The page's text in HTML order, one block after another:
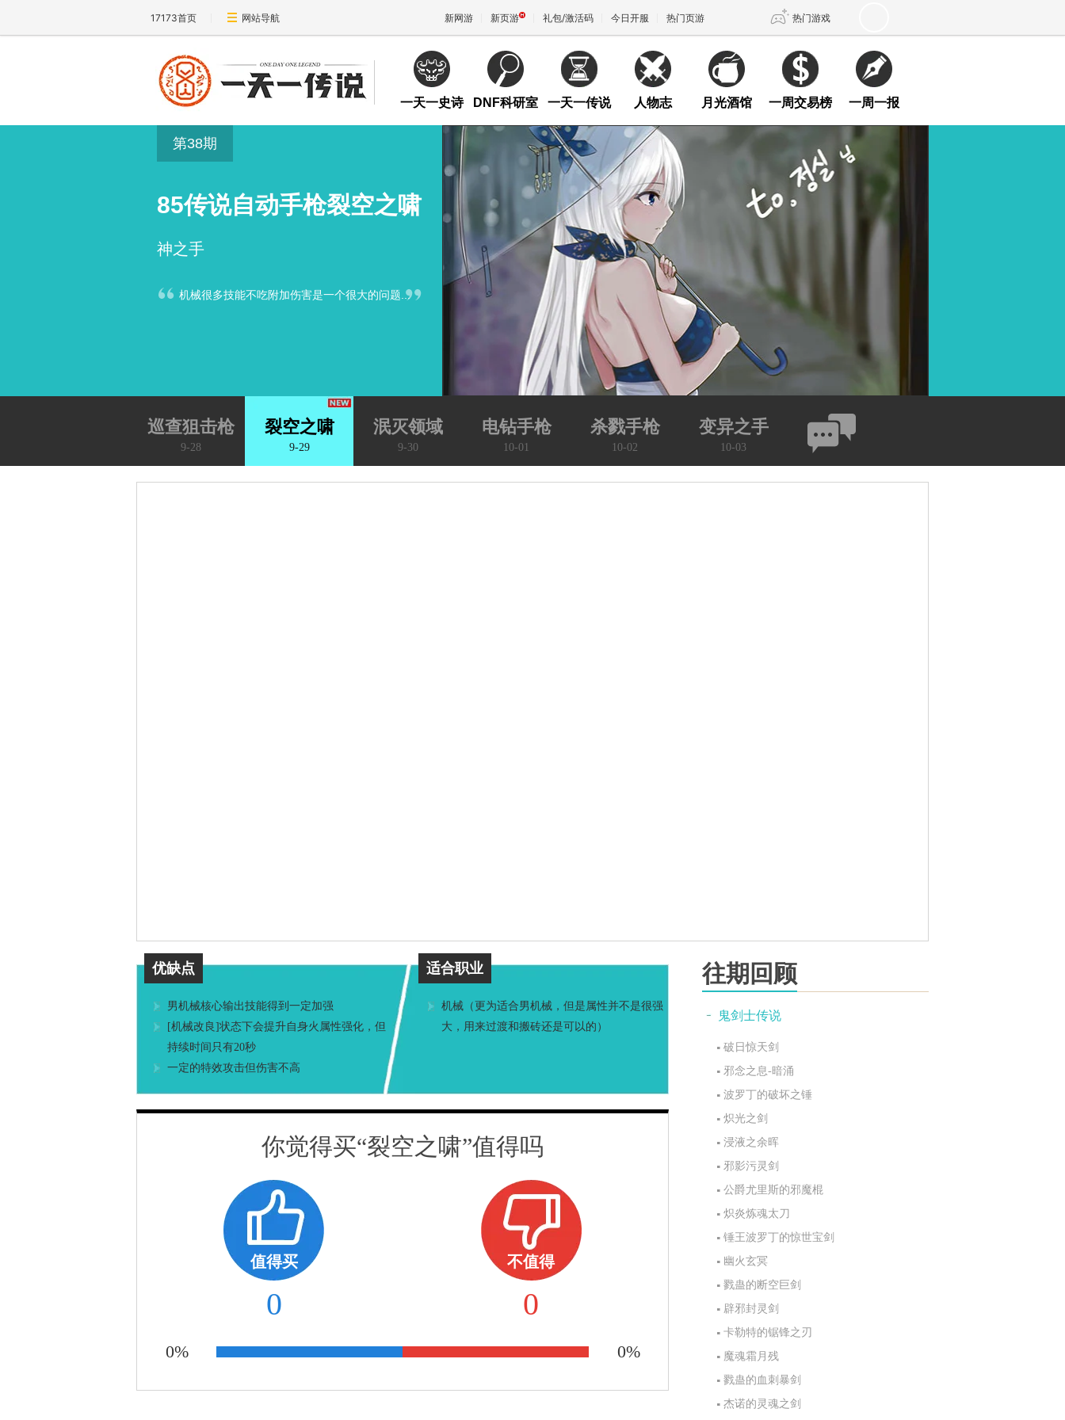
17173首页 网站导航 新网游 新页游 礼包/激活码 今日开服 热门页游 热门游戏
魔兽 DNF 传奇4
王权与自由 诛仙世界 新仙侠5
一天一史诗 DNF科研室 一天一传说 人物志 月光酒馆 一周交易榜 一周一报
第38期
85传说自动手枪裂空之啸
神之手
机械很多技能不吃附加伤害是一个很大的问题...
巡查狙击枪
9-28
裂空之啸
9-29
泯灭领域
9-30
电钻手枪
10-01
杀戮手枪
10-02
变异之手
10-03
优缺点
男机械核心输出技能得到一定加强
[机械改良]状态下会提升自身火属性强化，但
持续时间只有20秒
一定的特效攻击但伤害不高
适合职业
机械（更为适合男机械，但是属性并不是很强
大，用来过渡和搬砖还是可以的）
你觉得买“裂空之啸”值得吗
值得买
0
不值得
0
0% 0%
往期回顾
鬼剑士传说
破日惊天剑
邪念之息-暗涌
波罗丁的破坏之锤
炽光之剑
浸液之余晖
邪影污灵剑
公爵尤里斯的邪魔棍
炽炎炼魂太刀
锤王波罗丁的惊世宝剑
幽火玄冥
戮蛊的断空巨剑
辟邪封灵剑
卡勒特的锯锋之刃
魔魂霜月残
戮蛊的血刺暴剑
杰诺的灵魂之剑